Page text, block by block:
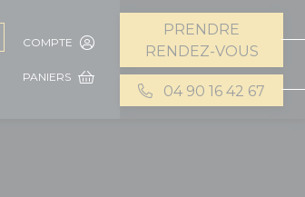
COMPTE
PANIERS
PRENDRE
RENDEZ-VOUS
04 90 16 42 67